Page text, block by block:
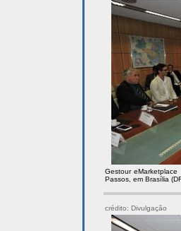
Gestour
Passos, em Brasília
crédito: Divulgação